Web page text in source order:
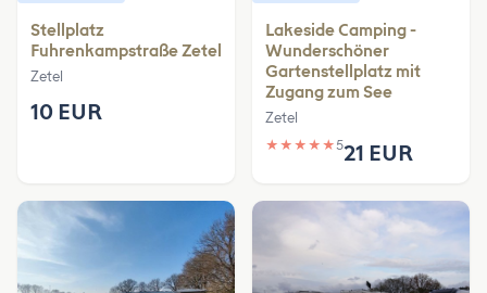
Stellplatz
Fuhrenkampstraße Zetel
Zetel
10 EUR
Lakeside Camping -
Wunderschöner
Gartenstellplatz mit
Zugang zum See
Zetel
★ ★ ★ ★ ★521 EUR